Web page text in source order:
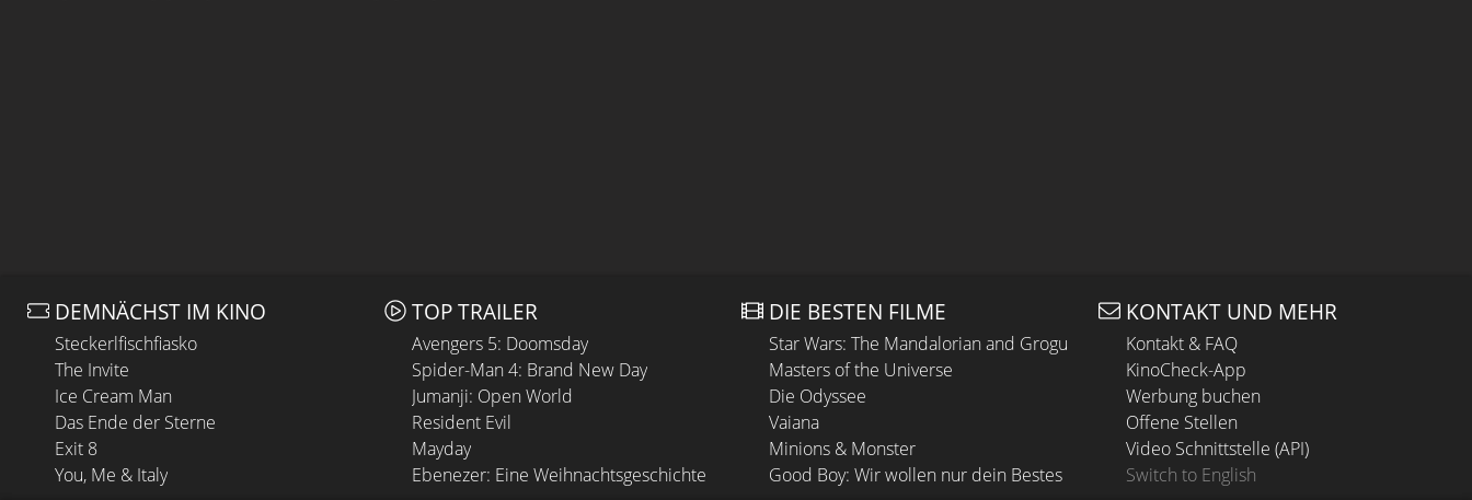
DEMNÄCHST IM KINO
Steckerlfischfiasko
The Invite
Ice Cream Man
Das Ende der Sterne
Exit 8
You, Me & Italy
TOP TRAILER
Avengers 5: Doomsday
Spider-Man 4: Brand New Day
Jumanji: Open World
Resident Evil
Mayday
Ebenezer: Eine Weihnachtsgeschichte
DIE BESTEN FILME
Star Wars: The Mandalorian and Grogu
Masters of the Universe
Die Odyssee
Vaiana
Minions & Monster
Good Boy: Wir wollen nur dein Bestes
KONTAKT UND MEHR
Kontakt & FAQ
KinoCheck-App
Werbung buchen
Offene Stellen
Video Schnittstelle (API)
Switch to English